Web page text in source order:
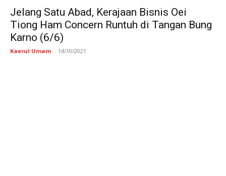
Jelang Satu Abad, Kerajaan Bisnis Oei
Tiong Ham Concern Runtuh di Tangan Bung
Karno (6/6)
Kaerul Umam - 14/10/2021